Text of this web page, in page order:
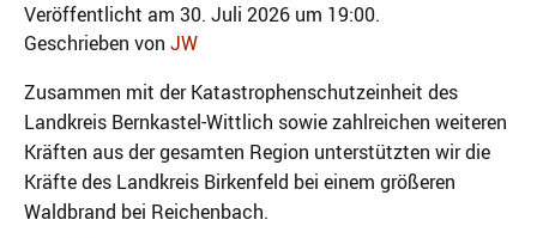
Veröffentlicht am 30. Juli 2026 um 19:00.
Geschrieben von JW
Zusammen mit der Katastrophenschutzeinheit des
Landkreis Bernkastel-Wittlich sowie zahlreichen weiteren
Kräften aus der gesamten Region unterstützten wir die
Kräfte des Landkreis Birkenfeld bei einem größeren
Waldbrand bei Reichenbach.